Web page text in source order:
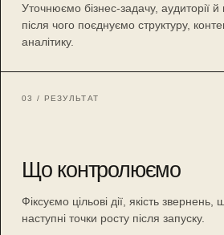
Уточнюємо бізнес-задачу, аудиторії
після чого поєднуємо структуру,
аналітику.
03 / РЕЗУЛЬТАТ
Що контролюємо
Фіксуємо цільові дії, якість звернень,
наступні точки росту після запуску.